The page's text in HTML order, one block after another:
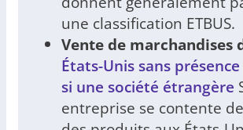
une classification ETBUS.
Vente de marchandises
États-Unis sans
si une société étrangère
entreprise se contente